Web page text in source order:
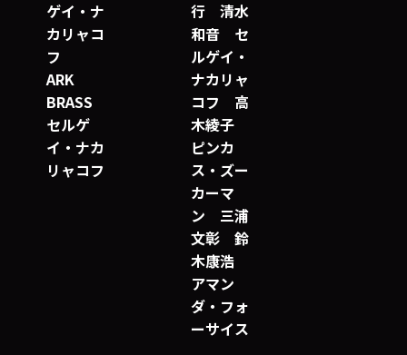
ゲイ・ナ
カリャコ
フ
ARK
BRASS
セルゲ
イ・ナカ
リャコフ
行 清水
和音 セ
ルゲイ・
ナカリャ
コフ 高
木綾子
ピンカ
ス・ズー
カーマ
ン 三浦
文彰 鈴
木康浩
アマン
ダ・フォ
ーサイス